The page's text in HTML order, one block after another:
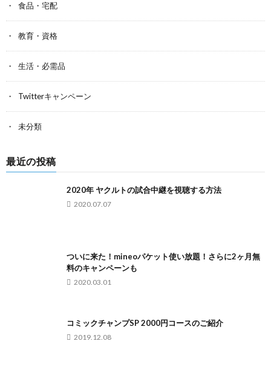
食品・宅配
教育・資格
生活・必需品
Twitterキャンペーン
未分類
最近の投稿
2020年 ヤクルトの試合中継を視聴する方法
2020.07.07
ついに来た！mineoパケット使い放題！さらに2ヶ月無
料のキャンペーンも
2020.03.01
コミックチャンプSP 2000円コースのご紹介
2019.12.08